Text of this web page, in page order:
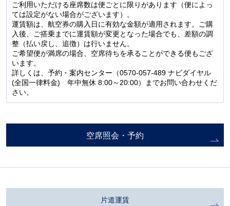
ご利用いただける座席数は便ごとに限りがあります（便によっ
ては設定がない場合がございます）。
運賃額は、航空券の購入日に有効な金額が適用されます。ご購
入後、ご搭乗までに運賃額が変更となった場合でも、差額の調
整（払い戻し、追徴）は行いません。
ご希望便が満席の場合、空席待ちを承ることができる便もござ
います。
詳しくは、予約・案内センター（0570-057-489 ナビダイヤル
(全国一律料金) 年中無休 8:00～20:00）までお問い合わせくだ
さい。
空席照会・予約
片道運賃